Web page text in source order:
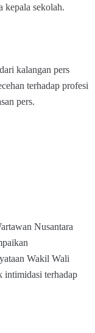
kepala sekolah.
kalangan pers
terhadap profesi
pers.
Nusantara
Wakil Wali
intimidasi terhadap